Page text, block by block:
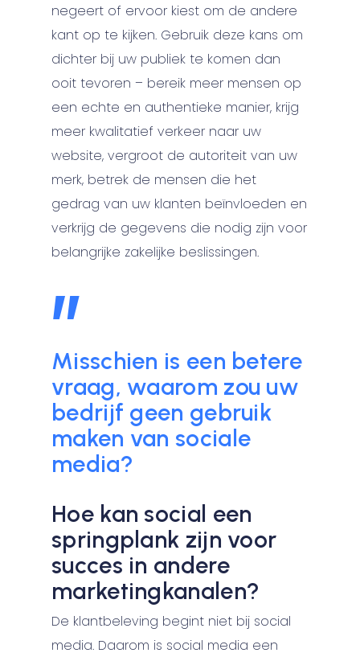
negeert of ervoor kiest om de andere
kant op te kijken. Gebruik deze kans om
dichter bij uw publiek te komen dan
ooit tevoren – bereik meer mensen op
een echte en authentieke manier, krijg
meer kwalitatief verkeer naar uw
website, vergroot de autoriteit van uw
merk, betrek de mensen die het
gedrag van uw klanten beïnvloeden en
verkrijg de gegevens die nodig zijn voor
belangrijke zakelijke beslissingen.
”
Misschien is een betere
vraag, waarom zou uw
bedrijf geen gebruik
maken van sociale
media?
Hoe kan social een
springplank zijn voor
succes in andere
marketingkanalen?
De klantbeleving begint niet bij social
media. Daarom is social media een